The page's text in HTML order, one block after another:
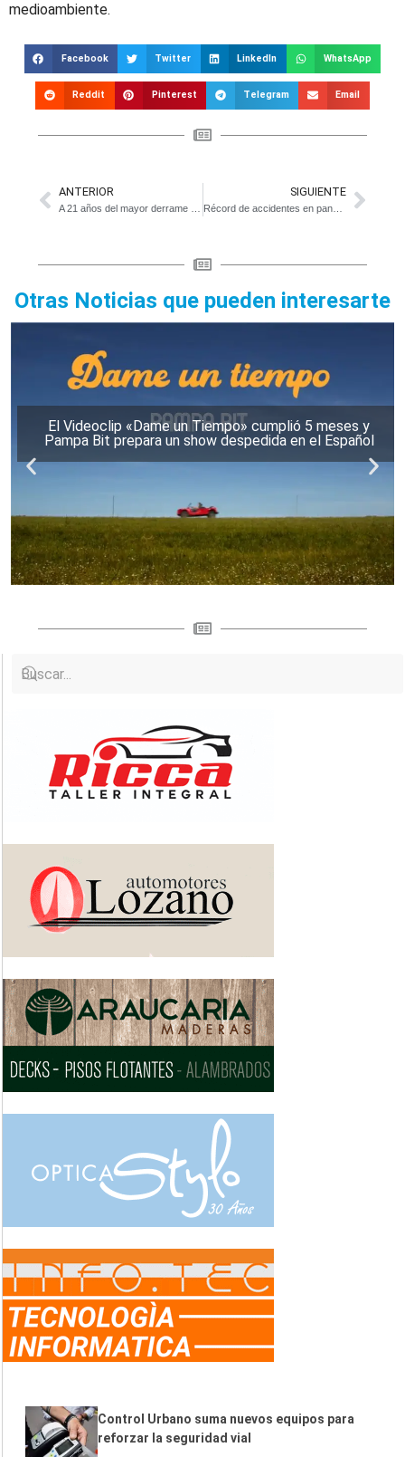
medioambiente.
Facebook Twitter LinkedIn WhatsApp
Reddit Pinterest Telegram Email
ANTERIOR SIGUIENTE
Récord de accidentes en pandemia: el drama de las motos
Otras Noticias que pueden interesarte
El Videoclip «Dame un Tiempo» cumplió 5 meses y
Pampa Bit prepara un show despedida en el Español
Control Urbano suma nuevos equipos para
reforzar la seguridad vial